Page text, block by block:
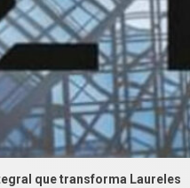
Laureles